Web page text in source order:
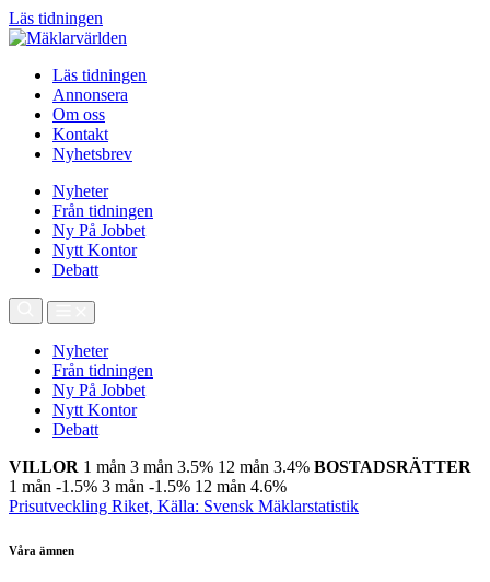
Läs tidningen
Läs tidningen
Annonsera
Om oss
Kontakt
Nyhetsbrev
Nyheter
Från tidningen
Ny På Jobbet
Nytt Kontor
Debatt
Nyheter
Från tidningen
Ny På Jobbet
Nytt Kontor
Debatt
VILLOR 1 mån 3 mån 3.5% 12 mån 3.4% BOSTADSRÄTTER
1 mån -1.5% 3 mån -1.5% 12 mån 4.6%
Prisutveckling Riket, Källa: Svensk Mäklarstatistik
Våra ämnen